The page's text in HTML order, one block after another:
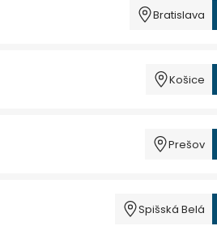
Bratislava
Košice
Prešov
Spišská Belá